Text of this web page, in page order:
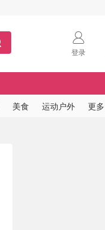
登录
美食 运动户外 更多